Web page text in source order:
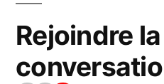
Rejoindre la